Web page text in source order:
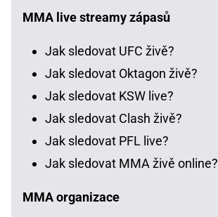
MMA live streamy zápasů
Jak sledovat UFC živě?
Jak sledovat Oktagon živě?
Jak sledovat KSW live?
Jak sledovat Clash živě?
Jak sledovat PFL live?
Jak sledovat MMA živě online?
MMA organizace